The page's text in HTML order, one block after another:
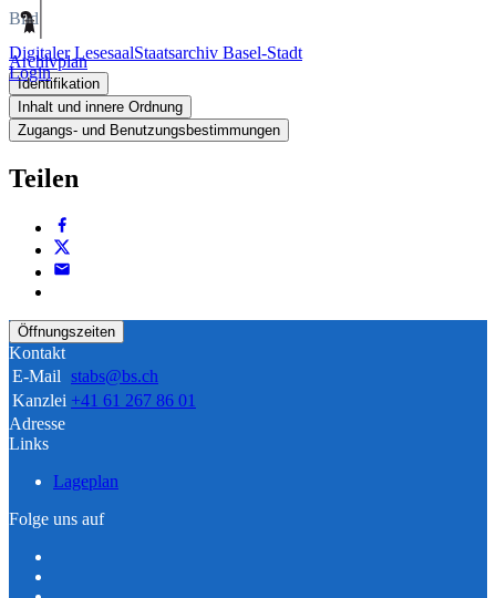
Digitaler LesesaalStaatsarchiv Basel-Stadt
Login
Bild
Archivplan
Identifikation
Inhalt und innere Ordnung
Zugangs- und Benutzungsbestimmungen
Teilen
Öffnungszeiten
Kontakt
E-Mail stabs@bs.ch
Kanzlei +41 61 267 86 01
Adresse
Links
Lageplan
Folge uns auf